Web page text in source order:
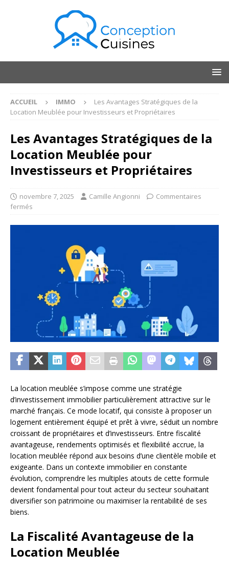
ACCUEIL IMMO
Les Avantages Stratégiques de la
Location Meublée pour Investisseurs et Propriétaires
Les Avantages Stratégiques de la
Location Meublée pour
Investisseurs et Propriétaires
novembre 7, 2025 Camille Angionni
Commentaires
fermés
La location meublée s’impose comme une stratégie
d’investissement immobilier particulièrement attractive sur le
marché français. Ce mode locatif, qui consiste à proposer un
logement entièrement équipé et prêt à vivre, séduit un nombre
croissant de propriétaires et d’investisseurs. Entre fiscalité
avantageuse, rendements optimisés et flexibilité accrue, la
location meublée répond aux besoins d’une clientèle mobile et
exigeante. Dans un contexte immobilier en constante
évolution, comprendre les multiples atouts de cette formule
devient fondamental pour tout acteur du secteur souhaitant
diversifier son patrimoine ou maximiser la rentabilité de ses
biens.
La Fiscalité Avantageuse de la
Location Meublée